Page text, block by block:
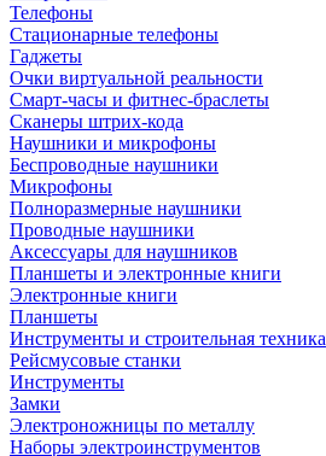
Телефоны
Стационарные телефоны
Гаджеты
Очки виртуальной реальности
Смарт-часы и фитнес-браслеты
Сканеры штрих-кода
Наушники и микрофоны
Беспроводные наушники
Микрофоны
Полноразмерные наушники
Проводные наушники
Аксессуары для наушников
Планшеты и электронные книги
Электронные книги
Планшеты
Инструменты и строительная техника
Рейсмусовые станки
Инструменты
Замки
Электроножницы по металлу
Наборы электроинструментов